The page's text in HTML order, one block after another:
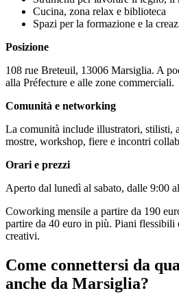
Cucina, zona relax e biblioteca
Spazi per la formazione e la
Posizione
108 rue Breteuil, 13006 Marsiglia. A
alla Préfecture e alle zone commerciali.
Comunità e networking
La comunità include illustratori, stilisti,
mostre, workshop, fiere e incontri
Orari e prezzi
Aperto dal lunedì al sabato, dalle 9:00
Coworking mensile a partire da 190
partire da 40 euro in più. Piani flessibili
creativi.
Come connettersi da
anche da Marsiglia?